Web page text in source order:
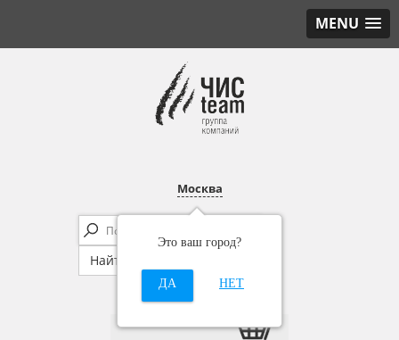
MENU
Москва
Это ваш город?
ДА НЕТ